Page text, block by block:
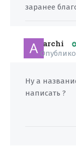
заранее
archi
Ну а
написать ?